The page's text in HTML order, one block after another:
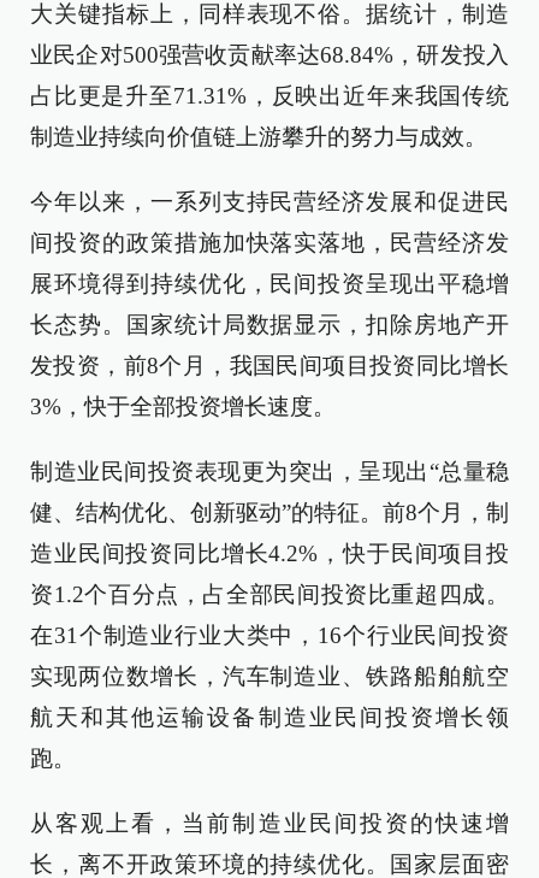
大关键指标上，同样表现不俗。据统计，制造
业民企对500强营收贡献率达68.84%，研发投入
占比更是升至71.31%，反映出近年来我国传统
制造业持续向价值链上游攀升的努力与成效。
今年以来，一系列支持民营经济发展和促进民
间投资的政策措施加快落实落地，民营经济发
展环境得到持续优化，民间投资呈现出平稳增
长态势。国家统计局数据显示，扣除房地产开
发投资，前8个月，我国民间项目投资同比增长
3%，快于全部投资增长速度。
制造业民间投资表现更为突出，呈现出“总量稳
健、结构优化、创新驱动”的特征。前8个月，制
造业民间投资同比增长4.2%，快于民间项目投
资1.2个百分点，占全部民间投资比重超四成。
在31个制造业行业大类中，16个行业民间投资
实现两位数增长，汽车制造业、铁路船舶航空
航天和其他运输设备制造业民间投资增长领
跑。
从客观上看，当前制造业民间投资的快速增
长，离不开政策环境的持续优化。国家层面密